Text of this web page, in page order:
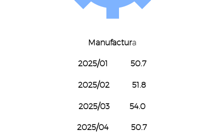
Manufactura
2025/01 50.7
2025/02 51.8
2025/03 54.0
2025/04 50.7